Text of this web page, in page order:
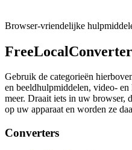
Browser-vriendelijke
Gebruik de categorieën
en beeldhulpmiddelen, video-
meer. Draait iets in uw browser,
op uw apparaat en worden ze
Converters